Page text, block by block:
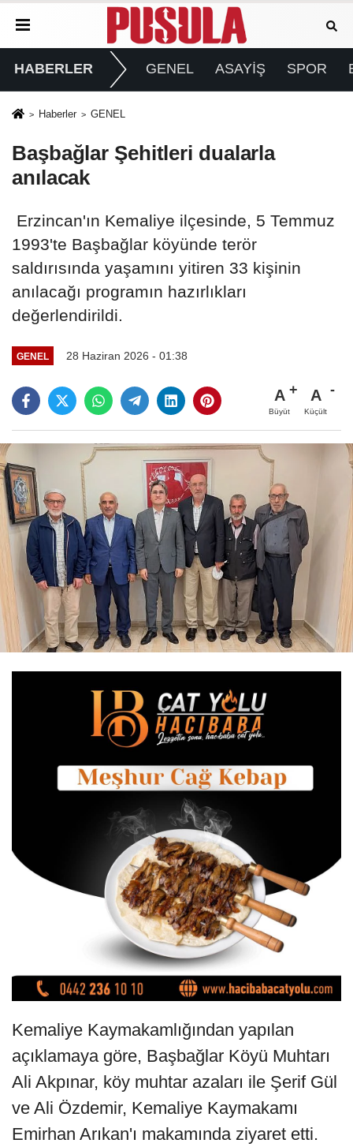
HABERLER GENEL ASAYİŞ SPOR
Haberler GENEL
Başbağlar Şehitleri dualarla
anılacak
Erzincan'ın Kemaliye ilçesinde, 5 Temmuz
1993'te Başbağlar köyünde terör
saldırısında yaşamını yitiren 33 kişinin
anılacağı programın hazırlıkları
değerlendirildi.
GENEL 28 Haziran 2026 - 01:38
A
Büyüt
A
Küçült
Kemaliye Kaymakamlığından yapılan
açıklamaya göre, Başbağlar Köyü Muhtarı
Ali Akpınar, köy muhtar azaları ile Şerif Gül
ve Ali Özdemir, Kemaliye Kaymakamı
Emirhan Arıkan'ı makamında ziyaret etti.